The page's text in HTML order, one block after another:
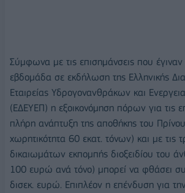
Σύμφωνα με τις επισημάνσεις που
εβδομάδα σε εκδήλωση της Ελληνικής
Εταιρείας Υδρογονανθράκων και
(ΕΔΕΥΕΠ) η εξοικονόμηση πόρων για τις
πλήρη ανάπτυξη της αποθήκης του
χωρητικότητα 60 εκατ. τόνων) και με τις
δικαιωμάτων εκπομπής διοξειδίου του
100 ευρώ ανά τόνο) μπορεί να φθάσει
δισεκ. ευρώ. Επιπλέον η επένδυση για